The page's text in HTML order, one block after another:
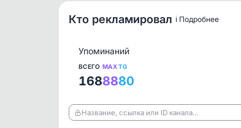
Кто рекламировал ℹ️ Подробнее
Упоминаний
ВСЕГО
168
MAX
88
TG
80
Название, ссылка или ID канала…